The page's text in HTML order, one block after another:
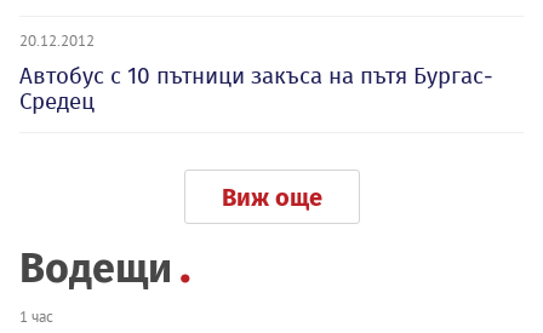
20.12.2012
Автобус с 10 пътници закъса на пътя Бургас-
Средец
Виж още
Водещи
1 час